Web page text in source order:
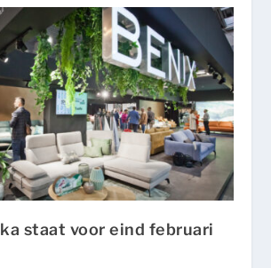
staat voor eind februari